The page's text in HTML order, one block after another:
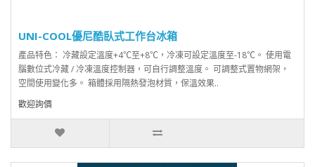
UNI-COOL優尼酷臥式工作台冰箱
產品特色： 冷藏設定溫度+4℃至+8℃，冷凍可設定溫度至-18℃。 使用電
腦數位式冷藏 / 冷凍溫度控制器，可自行調整溫度。 可調整式置物網架，
空間使用變化多。 箱體採用隔熱發泡材質，保溫效果..
歡迎詢價